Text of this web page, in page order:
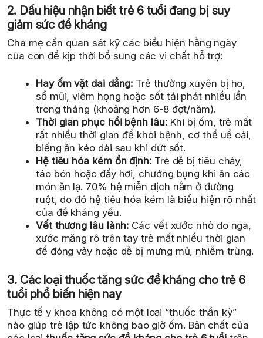
2. Dấu hiệu nhận biết trẻ 6 tuổi đang bị suy
giảm sức đề kháng
Cha mẹ cần quan sát kỹ các biểu hiện hằng ngày
của con để kịp thời bổ sung các vi chất hỗ trợ:
Hay ốm vặt dai dẳng: Trẻ thường xuyên bị ho,
sổ mũi, viêm họng hoặc sốt tái phát nhiều lần
trong tháng (khoảng hơn 6-8 đợt/năm).
Thời gian phục hồi bệnh lâu:Khi bị ốm, trẻ mất
rất nhiều thời gian để khỏi bệnh, cơ thể uể oải,
biếng ăn kéo dài sau khi dứt sốt.
Hệ tiêu hóa kém ổn định:Trẻ dễ bị tiêu chảy,
táo bón hoặc đầy hơi, chướng bụng khi ăn các
món ăn lạ. 70% hệ miễn dịch nằm ở đường
ruột, do đó hệ tiêu hóa kém là biểu hiện rõ nhất
của đề kháng yếu.
Vết thương lâu lành: Các vết xước nhỏ do ngã,
xước măng rô trên tay trẻ mất nhiều thời gian
để đóng vảy hoặc dễ bị mưng mủ, nhiễm trùng.
3. Các loại thuốc tăng sức đề kháng cho trẻ 6
tuổi phổ biến hiện nay
Thực tế y khoa không có một loại “thuốc thần kỳ”
nào giúp trẻ lập tức không bao giờ ốm. Bản chất của